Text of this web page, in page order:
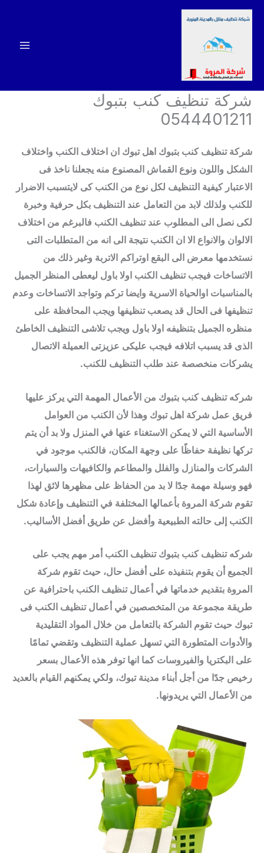
تخطي
شركة تنظيف كنب بتبوك
0544401211
شركة تنظيف كنب بتبوك اهل تبوك ان اختلاف الكنب واختلاف
الشكل واللون ونوع القماش المصنوع منه يجعلنا ناخذ فى
الاعتبار كيفية التنظيف لكل نوع من الكنب كى لايتسبب الاضرار
للكنب ولذلك لابد من التعامل عند التنظيف بكل حرفية وخبرة
لكى نصل الى المطلوب عند تنظيف الكنب فالبرغم من اختلاف
الالوان والانواع الا ان الكنب نتيجة الى انه من المتطلبات التى
نستخدمها معرض الى البقع اوتراكم الاتربة وغير ذلك من
الاتساخات فيجب تنظيف الكنب اولا باول ليعطى المنظر الجميل
بالمناسبات اوالحياة الاسرية وايضا تركم وتواجد الاتساخات وعدم
تنظيفها فى الحال قد يصعب تنظيفها ويجب المحافظة على
منظره الجميل بتنظيفه اولا باول ويجب تلاشى التنظيف الخاطئ
الذى قد يسبب اتلافه فيجب عليكى عزيزتى العميلة الاتصال
يشركات منخصصة عند طلب التنظيف للكنب.
شركه تنظيف كنب بتبوك من الأعمال المهمة التي يركز عليها
فريق عمل شركة اهل تبوك وهذا لأن الكنب من العوامل
الأساسية التي لا يمكن الاستغناء عنها في المنزل ولا بد أن يتم
تركها نظيفة حفاظًا على وجهة المكان، فالكنب موجود في
الشركات والمنازل والفلل والمطاعم والكافيهات والسيارات،
فهو وسيلة مهمة جدًا لا بد من الحفاظ على مظهرها لائق لهذا
تقوم شركة المروة بأعمالها المختلفة في التنظيف وإعادة شكل
الكنب إلى حالته الطبيعية وأفضل عن طريق أفضل الأساليب.
شركه تنظيف كنب بتبوك تنظيف الكنب أمر مهم يجب على
الجميع أن يقوم بتنفيذه على أفضل حال، حيث تقوم شركة
المروة بتقديم خدماتها في أعمال تنظيف الكنب باحترافية عن
طريقة مجموعة من المتخصصين في أعمال تنظيف الكنب فى
تبوك حيث تقوم الشركة بالتعامل من خلال المواد التقليدية
والأدوات المتطورة التي تسهل عملية التنظيف وتقضي تمامًا
على البكتريا والفيروسات كما انها توفر هذه الأعمال بسعر
رخيص جدًا من أجل أبناء مدينة تبوك، ولكي يمكنهم القيام بالعديد
من الأعمال التي يريدونها.